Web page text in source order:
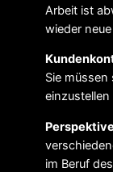
Arbeit ist
wieder
Sie
im Beruf